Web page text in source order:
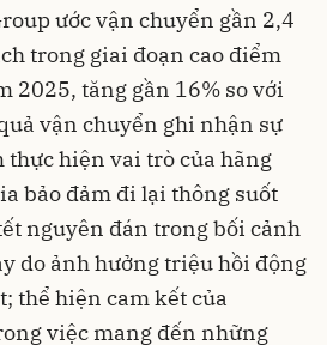
ước vận chuyển gần 2,4
trong giai đoạn cao điểm
2025, tăng gần 16% so với
vận chuyển ghi nhận sự
thực hiện vai trò của hãng
bảo đảm đi lại thông suốt
nguyên đán trong bối cảnh
do ảnh hưởng triệu hồi động
thể hiện cam kết của
việc mang đến những